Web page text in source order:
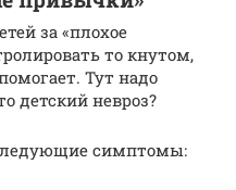
за «плохое
то кнутом,
Тут надо
детский невроз?
симптомы: